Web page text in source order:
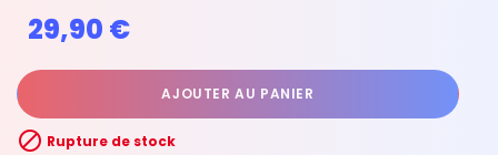
29,90 €
AJOUTER AU PANIER
 Rupture de stock